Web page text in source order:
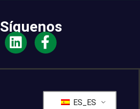
Síguenos
ES_ES